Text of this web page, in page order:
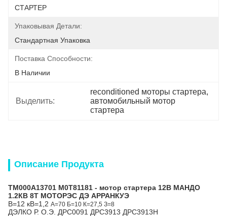
СТАРТЕР
Упаковывая Детали:
Стандартная Упаковка
Поставка Способности:
В Наличии
Выделить:
reconditioned моторы стартера
автомобильный мотор
стартера
Описание Продукта
ТМ000А13701 М0Т81181 - мотор стартера 12В МАНДО
1.2КВ 8Т МОТОРЭС ДЭ АРРАНКУЭ
В=12 кВ=1,2 А=70 Б=10 К=27,5 З=8
ДЭЛКО Р. О.Э. ДРС0091 ДРС3913 ДРС3913Н